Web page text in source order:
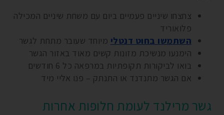
צחצחו שיניים פעמיים ביום עם משחת שיניים המכילה
פלואוריד
השתמשו בחוט דנטלימיוחד שעובר מתחת לגשר
הימנעו מנשיכת מזונות קשים מאוד באזור הגשר
בואו לביקורות תקופתיות במרפאה כל 6 חודשים
אם הגשר מתנדנד או התנתק – פנו אליי מיד
גשר מרילנד לעומת חלופות אחרות